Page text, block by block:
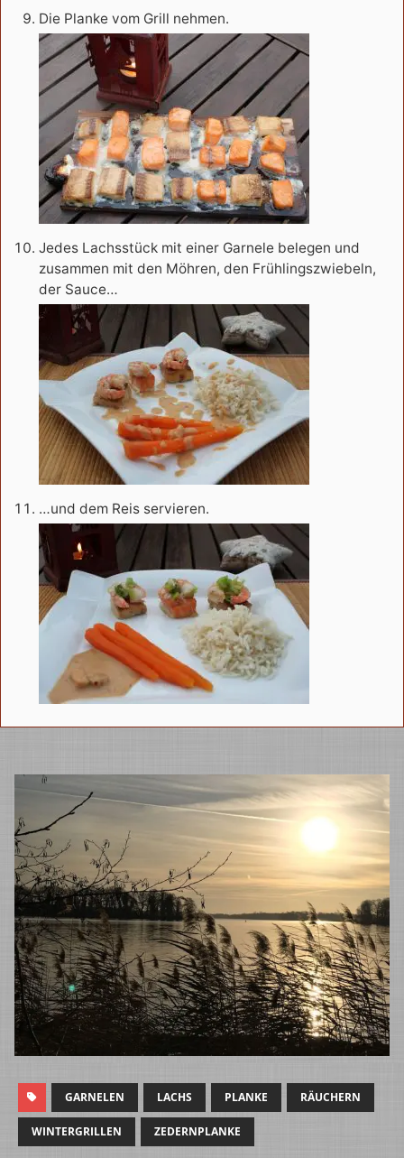
Die Planke vom Grill nehmen.
Jedes Lachsstück mit einer Garnele belegen und
zusammen mit den Möhren, den Frühlingszwiebeln,
der Sauce…
…und dem Reis servieren.
GARNELEN LACHS PLANKE RÄUCHERN
WINTERGRILLEN ZEDERNPLANKE